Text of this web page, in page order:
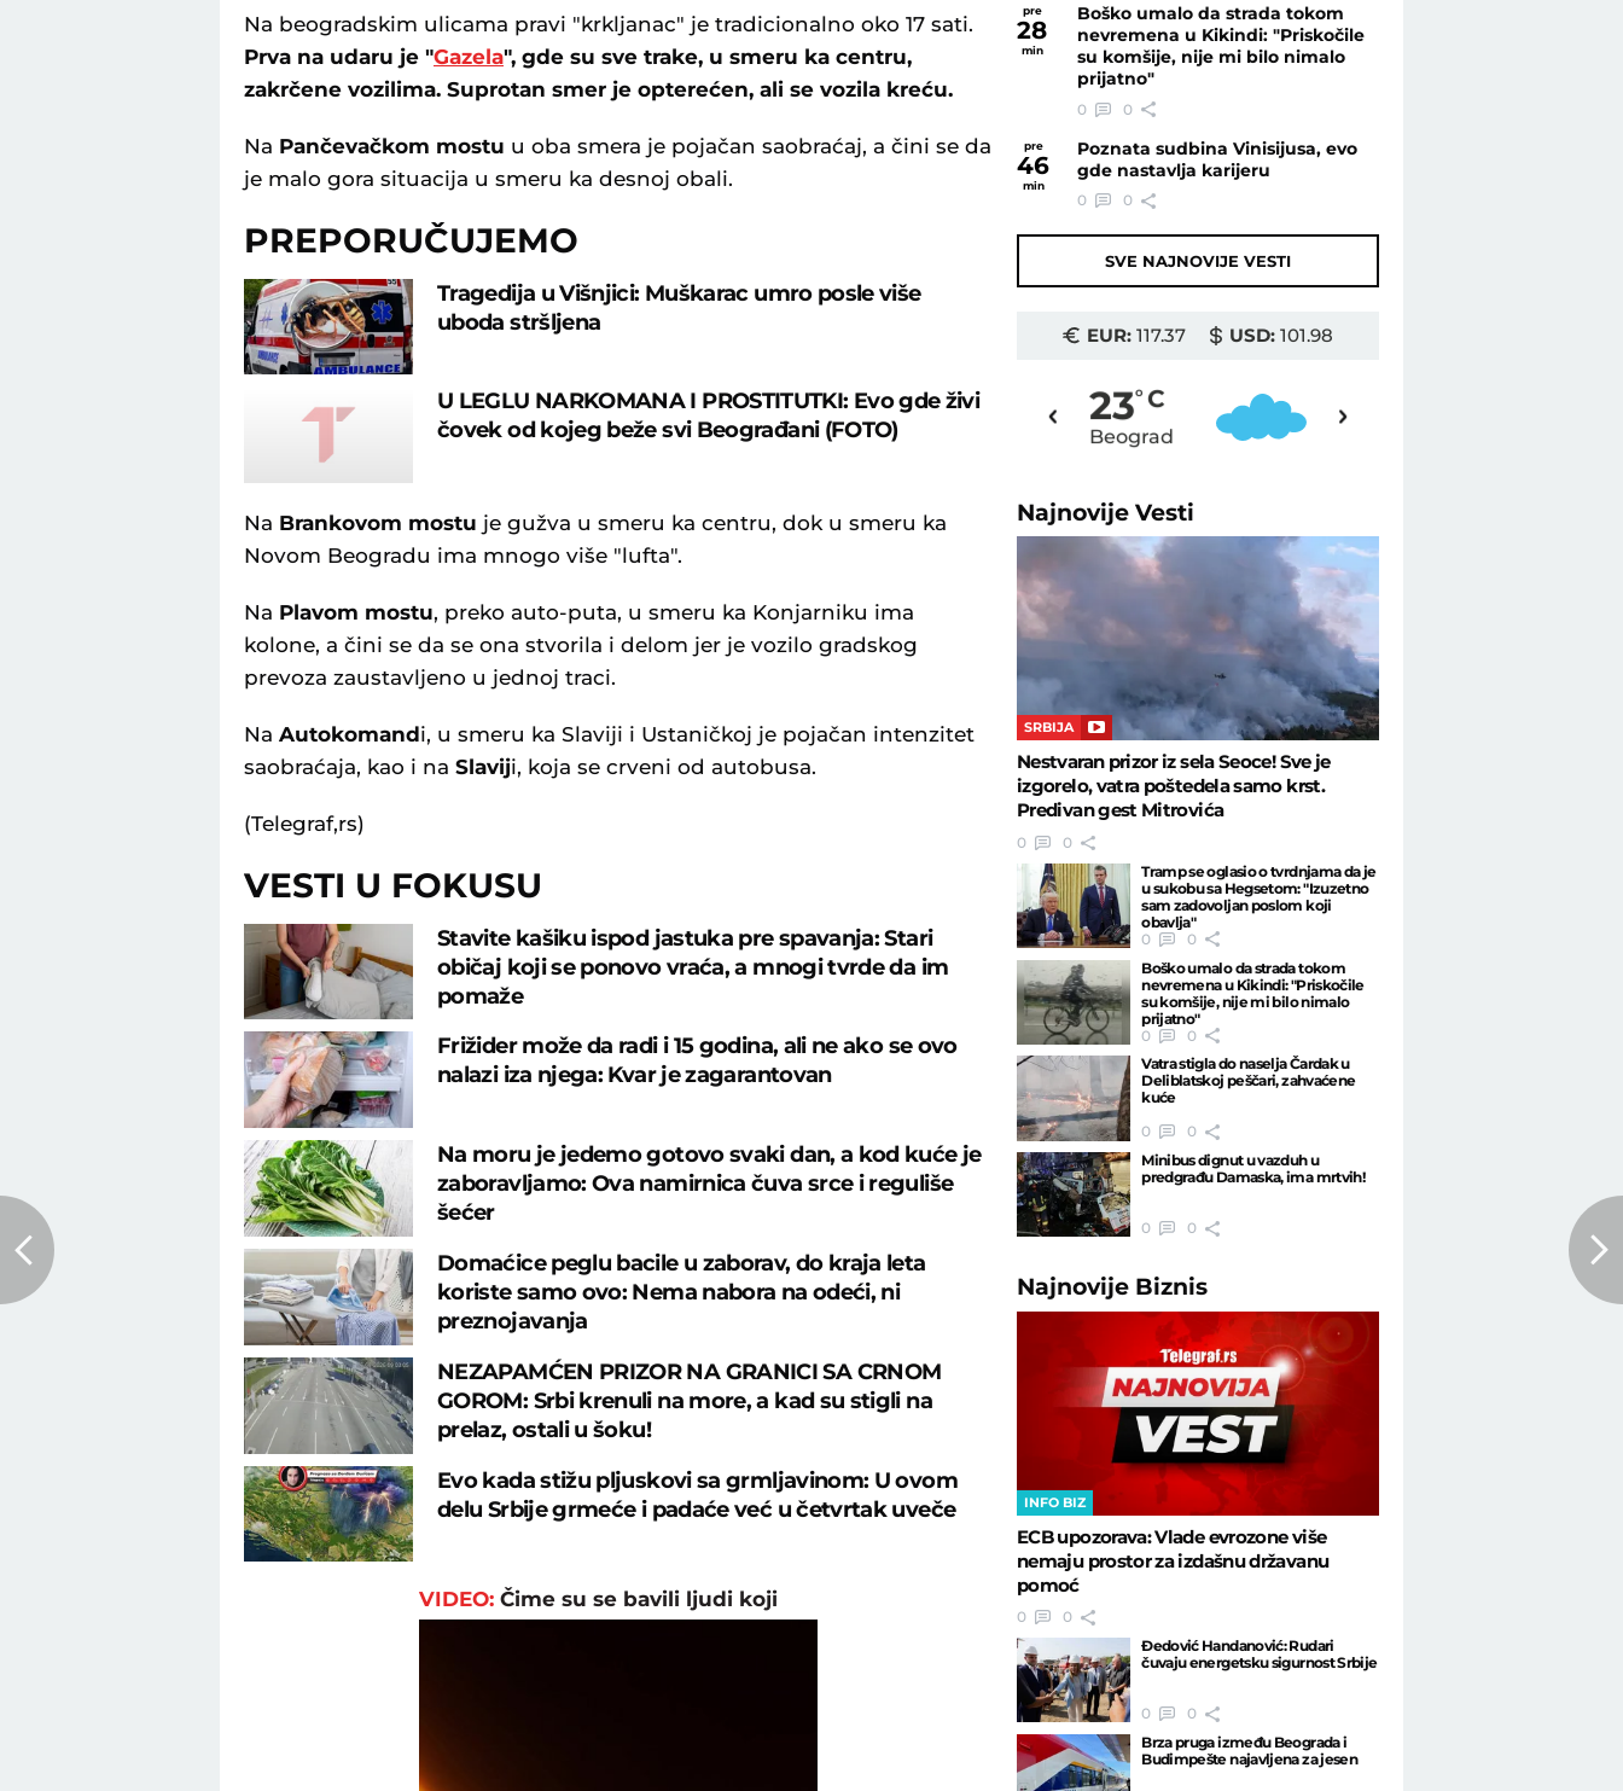
Na beogradskim ulicama pravi "krkljanac" je tradicionalno oko 17 sati.
Prva na udaru je "Gazela", gde su sve trake, u smeru ka centru,
zakrčene vozilima. Suprotan smer je opterećen, ali se vozila kreću.
Na Pančevačkom mostu u oba smera je pojačan saobraćaj, a čini se da
je malo gora situacija u smeru ka desnoj obali.
PREPORUČUJEMO
Tragedija u Višnjici: Muškarac umro posle više
uboda stršljena
U LEGLU NARKOMANA I PROSTITUTKI: Evo gde živi
čovek od kojeg beže svi Beograđani (FOTO)
Na Brankovom mostu je gužva u smeru ka centru, dok u smeru ka
Novom Beogradu ima mnogo više "lufta".
Na Plavom mostu, preko auto-puta, u smeru ka Konjarniku ima
kolone, a čini se da se ona stvorila i delom jer je vozilo gradskog
prevoza zaustavljeno u jednoj traci.
Na Autokomandi, u smeru ka Slaviji i Ustaničkoj je pojačan intenzitet
saobraćaja, kao i na Slaviji, koja se crveni od autobusa.
(Telegraf,rs)
VESTI U FOKUSU
Stavite kašiku ispod jastuka pre spavanja: Stari
običaj koji se ponovo vraća, a mnogi tvrde da im
pomaže
Frižider može da radi i 15 godina, ali ne ako se ovo
nalazi iza njega: Kvar je zagarantovan
Na moru je jedemo gotovo svaki dan, a kod kuće je
zaboravljamo: Ova namirnica čuva srce i reguliše
šećer
Domaćice peglu bacile u zaborav, do kraja leta
koriste samo ovo: Nema nabora na odeći, ni
preznojavanja
NEZAPAMĆEN PRIZOR NA GRANICI SA CRNOM
GOROM: Srbi krenuli na more, a kad su stigli na
prelaz, ostali u šoku!
Evo kada stižu pljuskovi sa grmljavinom: U ovom
delu Srbije grmeće i padaće već u četvrtak uveče
VIDEO: Čime su se bavili ljudi koji
pre
28
min
Boško umalo da strada tokom
nevremena u Kikindi: "Priskočile
su komšije, nije mi bilo nimalo
prijatno"
0 0
pre
46
min
Poznata sudbina Vinisijusa, evo
gde nastavlja karijeru
0 0
SVE NAJNOVIJE VESTI
EUR:117.37 USD: 101.98
20o C
Priština
23o C
Beograd
NajnovijeVesti
SRBIJA
Nestvaran prizor iz sela Seoce! Sve je
izgorelo, vatra poštedela samo krst.
Predivan gest Mitrovića
0
0
Tramp se oglasio o tvrdnjama da je
u sukobu sa Hegsetom: "Izuzetno
sam zadovoljan poslom koji
obavlja"
0
0
Boško umalo da strada tokom
nevremena u Kikindi: "Priskočile
su komšije, nije mi bilo nimalo
prijatno"
0
0
Vatra stigla do naselja Čardak u
Deliblatskoj peščari, zahvaćene
kuće
0
0
Minibus dignut u vazduh u
predgrađu Damaska, ima mrtvih!
0 0
Najnovije Biznis
INFO BIZ
ECB upozorava: Vlade evrozone više
nemaju prostor za izdašnu državanu
pomoć
0
0
Đedović Handanović: Rudari
čuvaju energetsku sigurnost Srbije
0
0
Brza pruga između Beograda i
Budimpešte najavljena za jesen